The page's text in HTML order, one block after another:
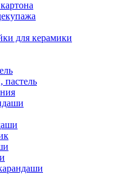
для керамики
пастель